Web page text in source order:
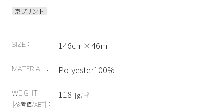
京プリント
SIZE： 146cm×46m
MATERIAL： Polyester100%
WEIGHT
[参考値/ABT] ：
118 [g/㎡]